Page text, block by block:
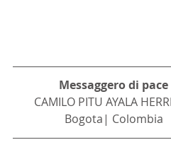
Messaggero di pace
CAMILO PITU AYALA
Bogota| Colombia